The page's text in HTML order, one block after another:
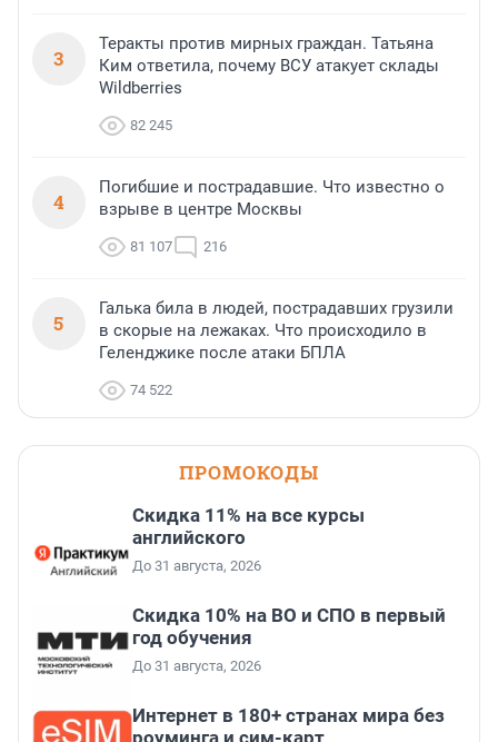
3
Теракты против мирных граждан. Татьяна
Ким ответила, почему ВСУ атакует склады
Wildberries
82 245
4
Погибшие и пострадавшие. Что известно о
взрыве в центре Москвы
81 107 216
5
Галька била в людей, пострадавших грузили
в скорые на лежаках. Что происходило в
Геленджике после атаки БПЛА
74 522
ПРОМОКОДЫ
Скидка 11% на все курсы
английского
До 31 августа, 2026
Скидка 10% на ВО и СПО в первый
год обучения
До 31 августа, 2026
Интернет в 180+ странах мира без